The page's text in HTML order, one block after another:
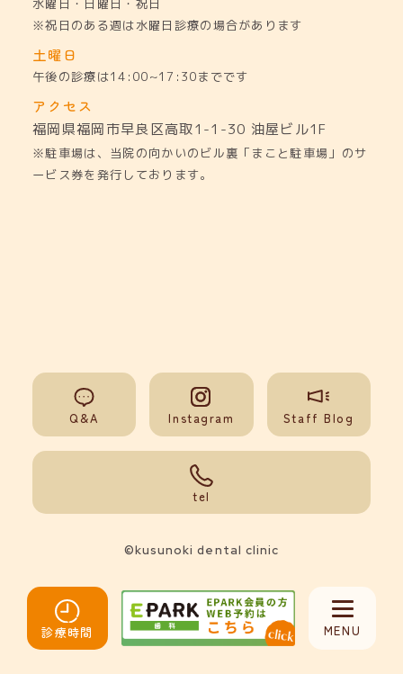
MENU
診療時間
水曜日・日曜日・祝日
※祝日のある週は水曜日診療の場合があります
土曜日
午後の診療は14:00~17:30までです
アクセス
福岡県福岡市早良区高取1-1-30 油屋ビル1F
※駐車場は、当院の向かいのビル裏「まこと駐車場」のサ
ービス券を発行しております。
Q&A Instagram Staff Blog
tel
©kusunoki dental clinic